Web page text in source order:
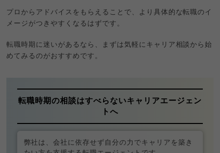
プロからアドバイスをもらえることで、より具体的な転職のイ
メージがつきやすくなるはずです。
転職時期に迷いがあるなら、まずは気軽にキャリア相談から始
めてみるのがおすすめです。
転職時期の相談はすべらないキャリアエージェン
トへ
弊社は、会社に依存せず自分の力でキャリアを築き